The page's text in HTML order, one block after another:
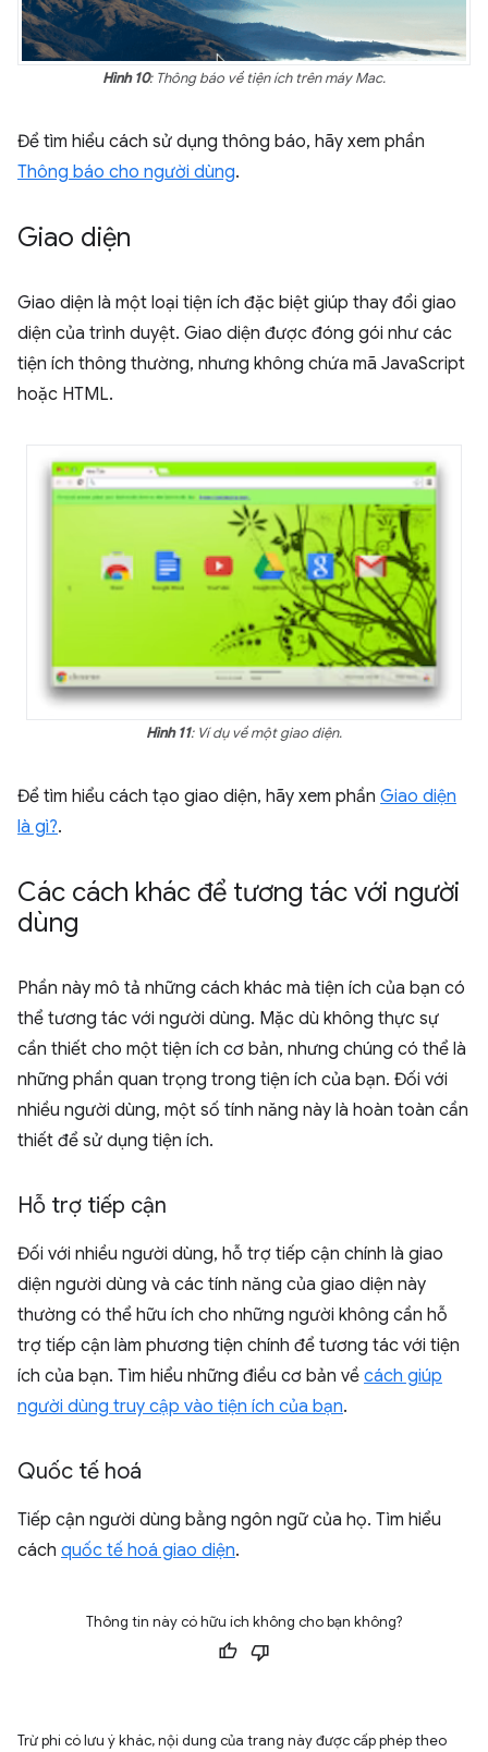
Hình 10: Thông báo về tiện ích trên máy Mac.
Để tìm hiểu cách sử dụng thông báo, hãy xem phần
Thông báo cho người dùng.
Giao diện
Giao diện là một loại tiện ích đặc biệt giúp thay đổi giao
diện của trình duyệt. Giao diện được đóng gói như các
tiện ích thông thường, nhưng không chứa mã JavaScript
hoặc HTML.
Hình 11: Ví dụ về một giao diện.
Để tìm hiểu cách tạo giao diện, hãy xem phần Giao diện
là gì?.
Các cách khác để tương tác với người
dùng
Phần này mô tả những cách khác mà tiện ích của bạn có
thể tương tác với người dùng. Mặc dù không thực sự
cần thiết cho một tiện ích cơ bản, nhưng chúng có thể là
những phần quan trọng trong tiện ích của bạn. Đối với
nhiều người dùng, một số tính năng này là hoàn toàn cần
thiết để sử dụng tiện ích.
Hỗ trợ tiếp cận
Đối với nhiều người dùng, hỗ trợ tiếp cận chính là giao
diện người dùng và các tính năng của giao diện này
thường có thể hữu ích cho những người không cần hỗ
trợ tiếp cận làm phương tiện chính để tương tác với tiện
ích của bạn. Tìm hiểu những điều cơ bản về cách giúp
người dùng truy cập vào tiện ích của bạn.
Quốc tế hoá
Tiếp cận người dùng bằng ngôn ngữ của họ. Tìm hiểu
cách quốc tế hoá giao diện.
Thông tin này có hữu ích không cho bạn không?
Trừ phi có lưu ý khác, nội dung của trang này được cấp phép theo